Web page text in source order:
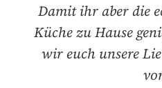
Damit ihr aber die
Küche zu Hause
wir euch unsere